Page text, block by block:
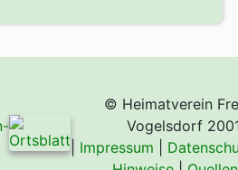
© Heimatverein
Vogelsdorf
Impressum